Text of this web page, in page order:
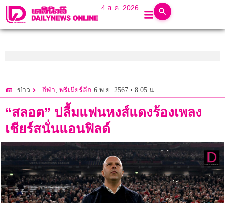
4 ส.ค. 2026
ข่าว กีฬา, พรีเมียร์ลีก 6 พ.ย. 2567 • 8:05 น.
“สลอต” ปลื้มแฟนหงส์แดงร้องเพลง
เชียร์สนั่นแอนฟิลด์